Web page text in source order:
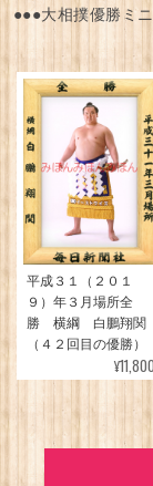
●●●大相撲優勝ミ
平成３１（２０１
９）年３月場所全
勝 横綱 白鵬翔関
（４２回目の優勝）
¥11,800